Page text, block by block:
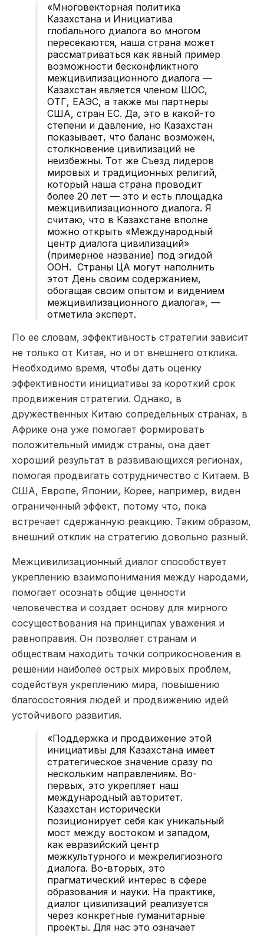
«Многовекторная политика
Казахстана и Инициатива
глобального диалога во многом
пересекаются, наша страна может
рассматриваться как явный пример
возможности бесконфликтного
межцивилизационного диалога —
Казахстан является членом ШОС,
ОТГ, ЕАЭС, а также мы партнеры
США, стран ЕС. Да, это в какой-то
степени и давление, но Казахстан
показывает, что баланс возможен,
столкновение цивилизаций не
неизбежны. Тот же Съезд лидеров
мировых и традиционных религий,
который наша страна проводит
более 20 лет — это и есть площадка
межцивилизационного диалога. Я
считаю, что в Казахстане вполне
можно открыть «Международный
центр диалога цивилизаций»
(примерное название) под эгидой
ООН. Страны ЦА могут наполнить
этот День своим содержанием,
обогащая своим опытом и видением
межцивилизационного диалога», —
отметила эксперт.
По ее словам, эффективность стратегии зависит
не только от Китая, но и от внешнего отклика.
Необходимо время, чтобы дать оценку
эффективности инициативы за короткий срок
продвижения стратегии. Однако, в
дружественных Китаю сопредельных странах, в
Африке она уже помогает формировать
положительный имидж страны, она дает
хороший результат в развивающихся регионах,
помогая продвигать сотрудничество с Китаем. В
США, Европе, Японии, Корее, например, виден
ограниченный эффект, потому что, пока
встречает сдержанную реакцию. Таким образом,
внешний отклик на стратегию довольно разный.
Межцивилизационный диалог способствует
укреплению взаимопонимания между народами,
помогает осознать общие ценности
человечества и создает основу для мирного
сосуществования на принципах уважения и
равноправия. Он позволяет странам и
обществам находить точки соприкосновения в
решении наиболее острых мировых проблем,
содействуя укреплению мира, повышению
благосостояния людей и продвижению идей
устойчивого развития.
«Поддержка и продвижение этой
инициативы для Казахстана имеет
стратегическое значение сразу по
нескольким направлениям. Во-
первых, это укрепляет наш
международный авторитет.
Казахстан исторически
позиционирует себя как уникальный
мост между востоком и западом,
как евразийский центр
межкультурного и межрелигиозного
диалога. Во-вторых, это
прагматический интерес в сфере
образования и науки. На практике,
диалог цивилизаций реализуется
через конкретные гуманитарные
проекты. Для нас это означает